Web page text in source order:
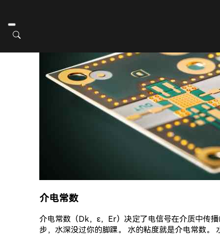
介电常数
介电常数（Dk，ε，Er）决定了电信号在介质中传
步，水深没过你的脚踝。 水的粘度就是介电常数。